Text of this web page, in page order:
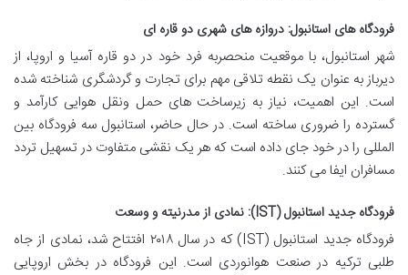
فرودگاه های استانبول: دروازه های شهری دو قاره ای
شهر استانبول، با موقعیت منحصربه فرد خود در دو قاره آسیا و اروپا، از
دیرباز به عنوان یک نقطه تلاقی مهم برای تجارت و گردشگری شناخته شده
است. این اهمیت، نیاز به زیرساخت های حمل ونقل هوایی کارآمد و
گسترده را ضروری ساخته است. در حال حاضر، استانبول سه فرودگاه بین
المللی را در خود جای داده است که هر یک نقشی متفاوت در تسهیل تردد
مسافران ایفا می کنند.
فرودگاه جدید استانبول (IST): نمادی از مدرنیته و وسعت
فرودگاه جدید استانبول (IST) که در سال ۲۰۱۸ افتتاح شد، نمادی از جاه
طلبی ترکیه در صنعت هوانوردی است. این فرودگاه در بخش اروپایی